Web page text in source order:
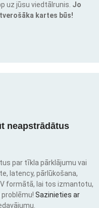
uz jūsu viedtālrunis. Jo
kartes būs!
neapstrādātus
par tīkla pārklājumu vai
latency, pārlūkošana,
formātā, lai tos izmantotu,
Sazinieties ar